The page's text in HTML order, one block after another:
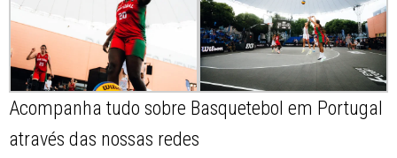
Acompanha tudo sobre Basquetebol em Portugal
através das nossas redes